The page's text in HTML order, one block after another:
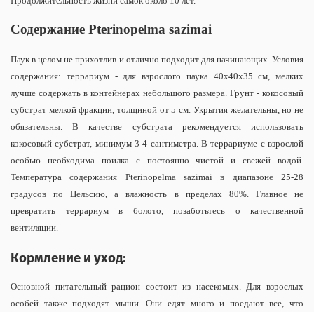
Содержание Pterinopelma sazimai
Паук в целом не прихотлив и отлично подходит для начинающих. Условия
содержания: террариум - для взрослого паука 40х40х35 см, мелких
лучше содержать в контейнерах небольшого размера. Грунт - кокосовый
субстрат мелкой фракции, толщиной от 5 см. Укрытия желательны, но не
обязательны. В качестве субстрата рекомендуется использовать
кокосовый субстрат, минимум 3-4 сантиметра. В террариуме с взрослой
особью необходима поилка с постоянно чистой и свежей водой.
Температура содержания Pterinopelma sazimai в диапазоне 25-28
градусов по Цельсию, а влажность в пределах 80%. Главное не
превратить террариум в болото, позаботьтесь о качественной
вентиляции.
Кормление и уход:
Основной питательный рацион состоит из насекомых. Для взрослых
особей также подходят мыши. Они едят много и поедают все, что